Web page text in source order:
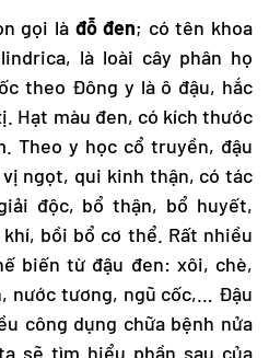
gọi là đỗ đen; có tên khoa
là loài cây phân họ
theo Đông y là ô đậu, hắc
Hạt màu đen, có kích thước
Theo y học cổ truyền, đậu
ngọt, qui kinh thận, có tác
độc, bổ thận, bổ huyết,
bồi bổ cơ thể. Rất nhiều
biến từ đậu đen: xôi, chè,
nước tương, ngũ cốc,… Đậu
công dụng chữa bệnh nửa
sẽ tìm hiểu phần sau của